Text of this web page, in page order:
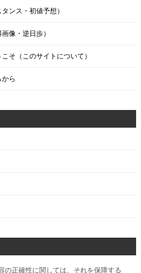
ンス・初値予想）
像・逆日歩）
そ（このサイトについて）
ら
の正確性に関しては、それを保障する